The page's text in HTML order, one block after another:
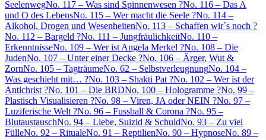
SeelenwegNo. 117 – Was sind Spinnenwesen ?No. 116 – Das A
und O des LebensNo. 115 – Wer macht die Seele ?No. 114 –
Alkohol, Drogen und WesenheitenNo. 113 – Schaffen wir´s noch ?
No. 112 – Bargeld ?No. 111 – JungfräulichkeitNo. 110 –
ErkenntnisseNo. 109 – Wer ist Angela Merkel ?No. 108 – Die
JudenNo. 107 – Unter einer Decke ?No. 106 – Ärger, Wut &
ZornNo. 105 – TagträumeNo. 62 – SelbstverleugnungNo. 104 –
Was geschieht mit… ?No. 103 – Shakti Pat ?No. 102 – Wer ist der
Antichrist ?No. 101 – Die BRDNo. 100 – Hologramme ?No. 99 –
Plastisch Visualisieren ?No. 98 – Viren, JA oder NEIN ?No. 97 –
Luziferische Welt ?No. 96 – Fussball & Corona ?No. 95 –
BlutaustauschNo. 94 – Liebe, Suizid & SchuldNo. 93 – Zu viel
FülleNo. 92 – RitualeNo. 91 – ReptilienNo. 90 – HypnoseNo. 89 –